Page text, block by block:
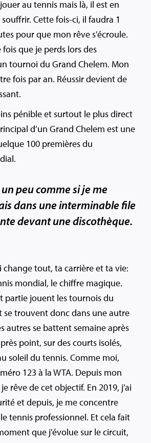
au tennis mais là, il est en
Cette fois-ci, il faudra 1
pour que mon rêve s'écroule.
que je perds lors des
tournoi du Grand Chelem. Mon
fois par an. Réussir devient de
pénible et surtout le plus direct
d’un Grand Chelem est une
100 premières du
un peu comme si je me
dans une interminable file
devant une discothèque.
change tout, ta carrière et ta vie:
mondial, le chiffre magique.
partie jouent les tournois du
se trouvent donc dans une autre
autres se battent semaine après
point, sur des courts isolés,
soleil du tennis. Comme moi,
123 à la WTA. Depuis mon
rêve de cet objectif. En 2019, j'ai
et depuis, je me concentre
tennis professionnel. Et cela fait
que j'évolue sur le circuit,